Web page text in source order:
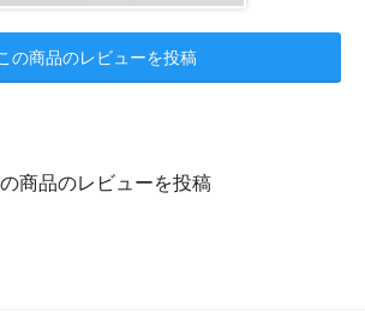
の商品のレビューを投稿
商品のレビューを投稿